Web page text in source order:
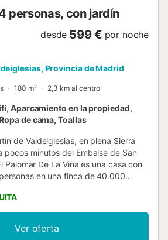
personas, con jardín
desde 599 € por noche
Provincia de Madrid
180 m² 2,3 km al centro
Aparcamiento en la propiedad,
de cama, Toallas
de Valdeiglesias, en plena Sierra
pocos minutos del Embalse de San
Palomar De La Viña es una casa con
en una finca de 40.000
con modernas comodidades para
en familia o con amigos. La
dormitorios y 3 baños
espacioso con vistas a la montaña y
Ver oferta